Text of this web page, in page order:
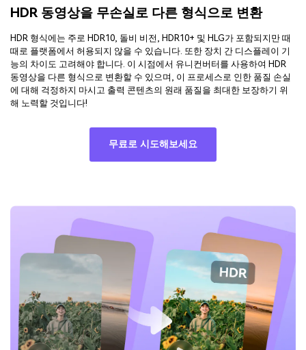
HDR 동영상을 무손실로 다른 형식으로 변환
HDR 형식에는 주로 HDR10, 돌비 비전, HDR10+ 및 HLG가 포함되지만 때
때로 플랫폼에서 허용되지 않을 수 있습니다. 또한 장치 간 디스플레이 기
능의 차이도 고려해야 합니다. 이 시점에서 유니컨버터를 사용하여 HDR
동영상을 다른 형식으로 변환할 수 있으며, 이 프로세스로 인한 품질 손실
에 대해 걱정하지 마시고 출력 콘텐츠의 원래 품질을 최대한 보장하기 위
해 노력할 것입니다!
무료로 시도해보세요